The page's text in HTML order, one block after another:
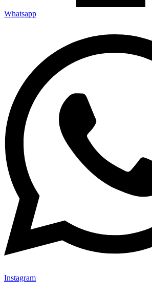
Whatsapp
Instagram